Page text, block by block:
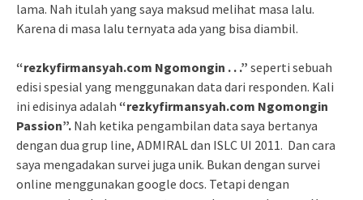
lama. Nah itulah yang saya maksud melihat masa lalu.
Karena di masa lalu ternyata ada yang bisa diambil.
“rezkyfirmansyah.com Ngomongin . . .” seperti sebuah
edisi spesial yang menggunakan data dari responden. Kali
ini edisinya adalah “rezkyfirmansyah.com Ngomongin
Passion”. Nah ketika pengambilan data saya bertanya
dengan dua grup line, ADMIRAL dan ISLC UI 2011. Dan cara
saya mengadakan survei juga unik. Bukan dengan survei
online menggunakan google docs. Tetapi dengan